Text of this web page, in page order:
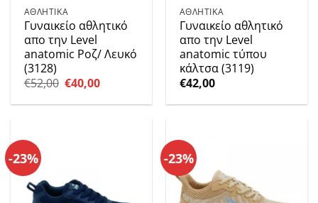
ΑΘΛΗΤΙΚΑ
Γυναικείο αθλητικό
απο την Level
anatomic Ροζ/ Λευκό
(3128)
€52,00 Original
price
was:
€40,00Η
τιμή
ΑΘΛΗΤΙΚΑ
Γυναικείο αθλητικό
απο την Level
anatomic τύπου
κάλτσα (3119)
€42,00
-23% -23%